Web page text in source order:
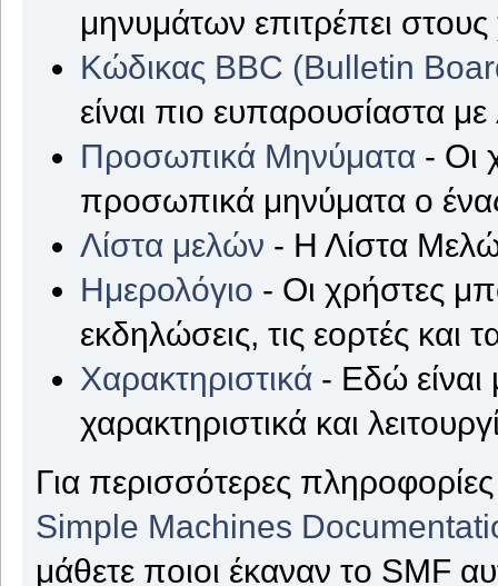
μηνυμάτων επιτρέπει
Κώδικας BBC (Bulletin
είναι πιο ευπαρουσίαστα
Προσωπικά Μηνύματα - Οι
προσωπικά μηνύματα ο
Λίστα μελών - Η Λίστα
Ημερολόγιο - Οι χρήστες
εκδηλώσεις, τις εορτές και
Χαρακτηριστικά - Εδώ είναι
χαρακτηριστικά και
Για περισσότερες
Simple Machines
μάθετε ποιοι έκαναν το SMF